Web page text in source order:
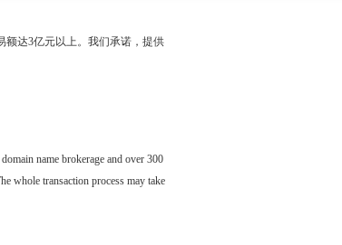
额达3亿元以上。我们承诺，提供
name brokerage and over 300
whole transaction process may take